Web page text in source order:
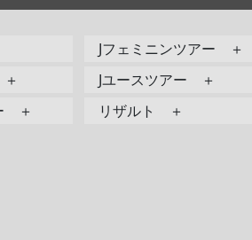
＋
Jフェミニンツアー ＋
Jユースツアー ＋
リザルト ＋